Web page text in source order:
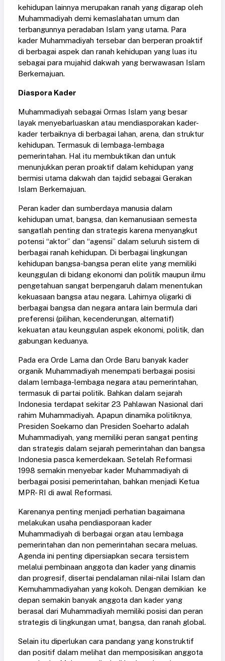
kehidupan lainnya merupakan ranah yang digarap oleh
Muhammadiyah demi kemaslahatan umum dan
terbangunnya peradaban Islam yang utama. Para
kader Muhammadiyah tersebar dan berperan proaktif
di berbagai aspek dan ranah kehidupan yang luas itu
sebagai para mujahid dakwah yang berwawasan Islam
Berkemajuan.
Diaspora Kader
Muhammadiyah sebagai Ormas Islam yang besar
layak menyebarluaskan atau mendiasporakan kader-
kader terbaiknya di berbagai lahan, arena, dan struktur
kehidupan. Termasuk di lembaga-lembaga
pemerintahan. Hal itu membuktikan dan untuk
menunjukkan peran proaktif dalam kehidupan yang
bermisi utama dakwah dan tajdid sebagai Gerakan
Islam Berkemajuan.
Peran kader dan sumberdaya manusia dalam
kehidupan umat, bangsa, dan kemanusiaan semesta
sangatlah penting dan strategis karena menyangkut
potensi “aktor” dan “agensi” dalam seluruh sistem di
berbagai ranah kehidupan. Di berbagai lingkungan
kehidupan bangsa-bangsa peran elite yang memiliki
keunggulan di bidang ekonomi dan politik maupun ilmu
pengetahuan sangat berpengaruh dalam menentukan
kekuasaan bangsa atau negara. Lahirnya oligarki di
berbagai bangsa dan negara antara lain bermula dari
preferensi (pilihan, kecenderungan, alternatif)
kekuatan atau keunggulan aspek ekonomi, politik, dan
gabungan keduanya.
Pada era Orde Lama dan Orde Baru banyak kader
organik Muhammadiyah menempati berbagai posisi
dalam lembaga-lembaga negara atau pemerintahan,
termasuk di partai politik. Bahkan dalam sejarah
Indonesia terdapat sekitar 23 Pahlawan Nasional dari
rahim Muhammadiyah. Apapun dinamika politiknya,
Presiden Soekarno dan Presiden Soeharto adalah
Muhammadiyah, yang memiliki peran sangat penting
dan strategis dalam sejarah pemerintahan dan bangsa
Indonesia pasca kemerdekaan. Setelah Reformasi
1998 semakin menyebar kader Muhammadiyah di
berbagai posisi pemerintahan, bahkan menjadi Ketua
MPR- RI di awal Reformasi.
Karenanya penting menjadi perhatian bagaimana
melakukan usaha pendiasporaan kader
Muhammadiyah di berbagai organ atau lembaga
pemerintahan dan non pemerintahan secara meluas.
Agenda ini penting dipersiapkan secara tersistem
melalui pembinaan anggota dan kader yang dinamis
dan progresif, disertai pendalaman nilai-nilai Islam dan
Kemuhammadiyahan yang kokoh. Dengan demikian ke
depan semakin banyak anggota dan kader yang
berasal dari Muhammadiyah memiliki posisi dan peran
strategis di lingkungan umat, bangsa, dan ranah global.
Selain itu diperlukan cara pandang yang konstruktif
dan positif dalam melihat dan memposisikan anggota